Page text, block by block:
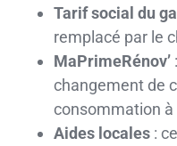
Tarif social du
remplacé par le
MaPrimeRénov’
changement de
consommation
Aides locales :